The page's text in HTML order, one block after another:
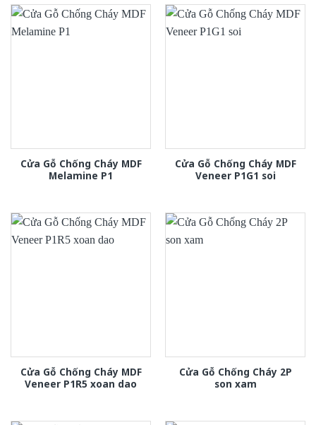
Cửa Gỗ Chống Cháy MDF
Melamine P1
Cửa Gỗ Chống Cháy MDF
Veneer P1G1 soi
Cửa Gỗ Chống Cháy MDF
Veneer P1R5 xoan dao
Cửa Gỗ Chống Cháy 2P
son xam